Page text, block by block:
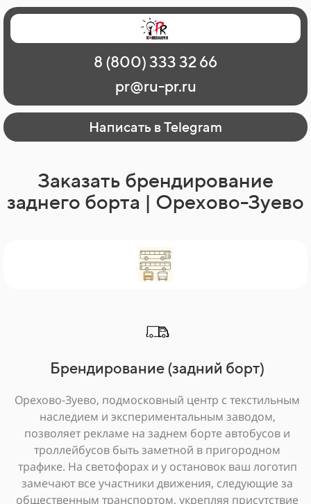
Главная
Наши работы
О рекламе
Регионы
Контакты
8 (800) 333 32 66
pr@ru-pr.ru
Написать в Telegram
Заказать брендирование
заднего борта | Орехово-Зуево
Брендирование (задний борт)
Орехово-Зуево, подмосковный центр с текстильным
наследием и экспериментальным заводом,
позволяет рекламе на заднем борте автобусов и
троллейбусов быть заметной в пригородном
трафике. На светофорах и у остановок ваш логотип
замечают все участники движения, следующие за
общественным транспортом, укрепляя присутствие